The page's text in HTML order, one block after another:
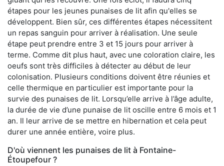
étapes pour les jeunes punaises de lit afin qu'elles se
développent. Bien sûr, ces différentes étapes nécessitent
un repas sanguin pour arriver à réalisation. Une seule
étape peut prendre entre 3 et 15 jours pour arriver à
terme. Comme dit plus haut, avec une coloration claire, les
oeufs sont très difficiles à détecter au début de leur
colonisation. Plusieurs conditions doivent être réunies et
celle thermique en particulier est importante pour la
survie des punaises de lit. Lorsqu’elle arrive à l’âge adulte,
la durée de vie d’une punaise de lit oscille entre 6 mois et 1
an. Il leur arrive de se mettre en hibernation et cela peut
durer une année entière, voire plus.
D'où viennent les punaises de lit à Fontaine-
Étoupefour ?